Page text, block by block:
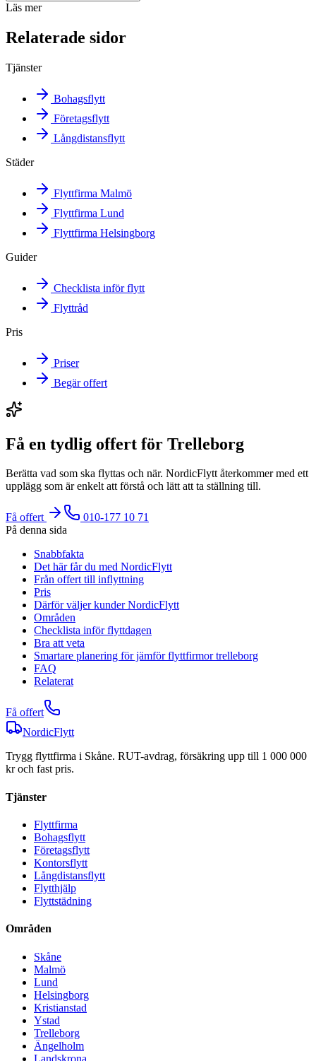
Läs mer
Relaterade sidor
Tjänster
Bohagsflytt
Företagsflytt
Långdistansflytt
Städer
Flyttfirma Malmö
Flyttfirma Lund
Flyttfirma Helsingborg
Guider
Checklista inför flytt
Flyttråd
Pris
Priser
Begär offert
Få en tydlig offert för Trelleborg
Berätta vad som ska flyttas och när. NordicFlytt återkommer med ett
upplägg som är enkelt att förstå och lätt att ta ställning till.
Få offert
010-177 10 71
På denna sida
Snabbfakta
Det här får du med NordicFlytt
Från offert till inflyttning
Pris
Därför väljer kunder NordicFlytt
Områden
Checklista inför flyttdagen
Bra att veta
Smartare planering för jämför flyttfirmor trelleborg
FAQ
Relaterat
Få offert
NordicFlytt
Trygg flyttfirma i Skåne. RUT-avdrag, försäkring upp till 1 000 000
kr och fast pris.
Tjänster
Flyttfirma
Bohagsflytt
Företagsflytt
Kontorsflytt
Långdistansflytt
Flytthjälp
Flyttstädning
Områden
Skåne
Malmö
Lund
Helsingborg
Kristianstad
Ystad
Trelleborg
Ängelholm
Landskrona